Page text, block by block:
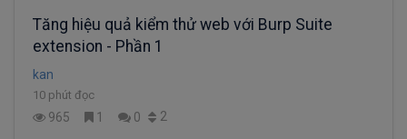
Tăng hiệu quả kiểm thử web với Burp Suite
extension - Phần 1
kan
10 phút đọc
965 1 0 2